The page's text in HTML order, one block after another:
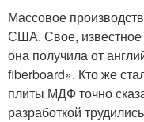
Массовое
США. Свое, известное
она получила от
fiberboard». Кто же
плиты МДФ точно
разработкой